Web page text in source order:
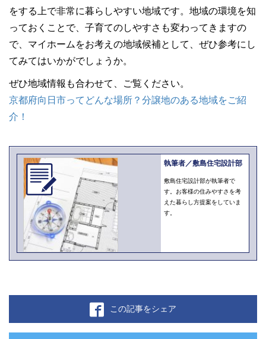
をする上で非常に暮らしやすい地域です。地域の環境を知
っておくことで、子育てのしやすさも変わってきますの
で、マイホームをお考えの地域候補として、ぜひ参考にし
てみてはいかがでしょうか。
ぜひ地域情報も合わせて、ご覧ください。
京都府向日市ってどんな場所？分譲地のある地域をご紹
介！
執筆者／敷島住宅設計部
敷島住宅設計部が執筆者で
す。お客様の住みやすさを考
えた暮らし方提案をしていま
す。
この記事をシェア